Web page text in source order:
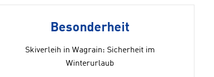
Besonderheit
Skiverleih in Wagrain: Sicherheit im
Winterurlaub